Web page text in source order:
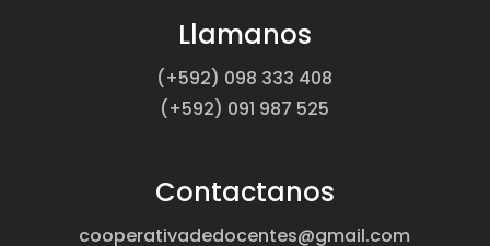
Llamanos
(+592) 098 333 408
(+592) 091 987 525
Contactanos
cooperativadedocentes@gmail.com